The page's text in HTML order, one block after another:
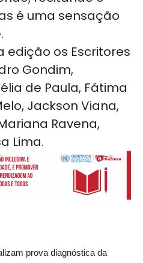
é uma sensação
edição os Escritores
Gondim,
de Paula, Fátima
Jackson Viana,
Ravena,
Lima.
prova diagnóstica da